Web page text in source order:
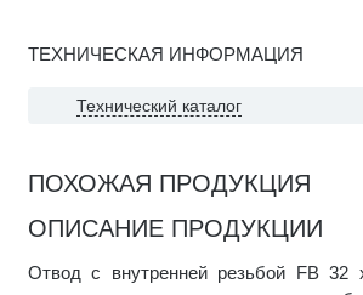
ТЕХНИЧЕСКАЯ ИНФОРМАЦИЯ
Технический каталог
ПОХОЖАЯ ПРОДУКЦИЯ
ОПИСАНИЕ ПРОДУКЦИИ
Отвод с внутренней резьбой FB 32